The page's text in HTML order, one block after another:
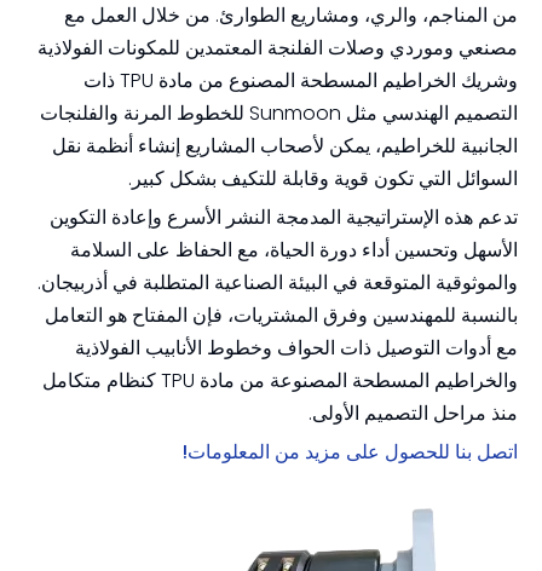
من المناجم، والري، ومشاريع الطوارئ. من خلال العمل مع
مصنعي وموردي وصلات الفلنجة المعتمدين للمكونات الفولاذية
وشريك الخراطيم المسطحة المصنوع من مادة TPU ذات
التصميم الهندسي مثل Sunmoon للخطوط المرنة والفلنجات
الجانبية للخراطيم، يمكن لأصحاب المشاريع إنشاء أنظمة نقل
السوائل التي تكون قوية وقابلة للتكيف بشكل كبير.
تدعم هذه الإستراتيجية المدمجة النشر الأسرع وإعادة التكوين
الأسهل وتحسين أداء دورة الحياة، مع الحفاظ على السلامة
والموثوقية المتوقعة في البيئة الصناعية المتطلبة في أذربيجان.
بالنسبة للمهندسين وفرق المشتريات، فإن المفتاح هو التعامل
مع أدوات التوصيل ذات الحواف وخطوط الأنابيب الفولاذية
والخراطيم المسطحة المصنوعة من مادة TPU كنظام متكامل
منذ مراحل التصميم الأولى.
اتصل بنا للحصول على مزيد من المعلومات!